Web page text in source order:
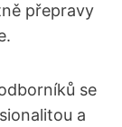
přepravy
se
a